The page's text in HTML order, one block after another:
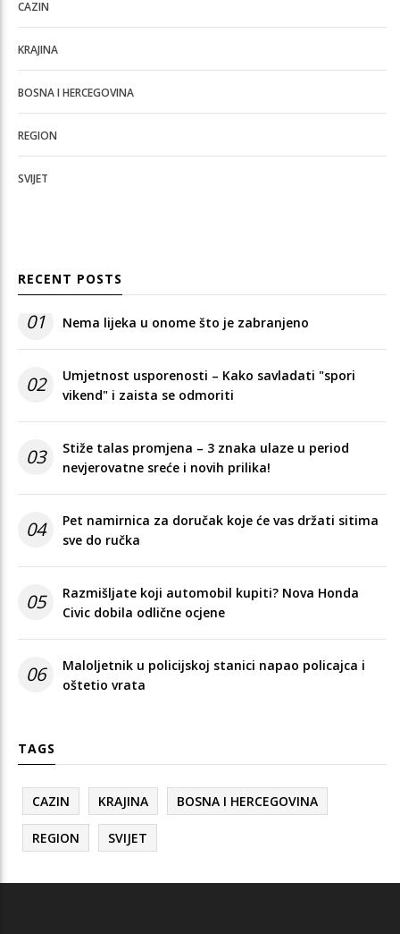
CAZIN
KRAJINA
BOSNA I HERCEGOVINA
REGION
SVIJET
RECENT POSTS
01 Nema lijeka u onome što je zabranjeno
02
Umjetnost usporenosti – Kako savladati "spori
vikend" i zaista se odmoriti
03
Stiže talas promjena – 3 znaka ulaze u period
nevjerovatne sreće i novih prilika!
04
Pet namirnica za doručak koje će vas držati sitima
sve do ručka
05
Razmišljate koji automobil kupiti? Nova Honda
Civic dobila odlične ocjene
06
Maloljetnik u policijskoj stanici napao policajca i
oštetio vrata
TAGS
CAZIN KRAJINA BOSNA I HERCEGOVINA
REGION SVIJET